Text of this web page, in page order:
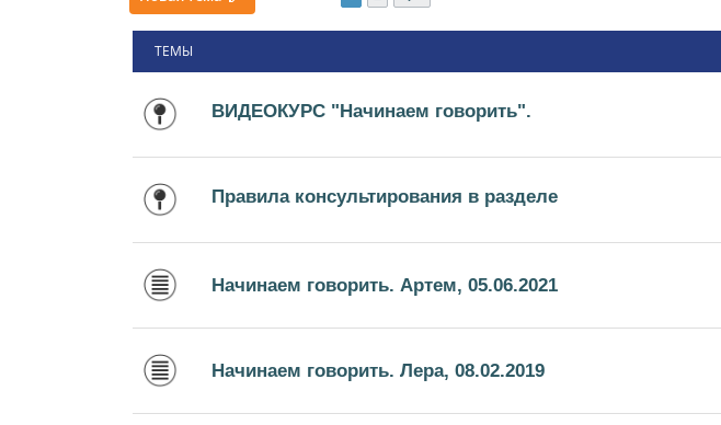
ТЕМЫ
ВИДЕОКУРС "Начинаем говорить".
Правила консультирования в разделе
Начинаем говорить. Артем, 05.06.2021
Начинаем говорить. Лера, 08.02.2019